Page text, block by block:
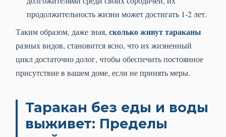
продолжительность жизни может достигать 1-2 лет.
Таким образом, даже зная, сколько живут тараканы
разных видов, становится ясно, что их жизненный
цикл достаточно долог, чтобы обеспечить постоянное
присутствие в вашем доме, если не принять меры.
Таракан без еды и воды
выживет: Пределы